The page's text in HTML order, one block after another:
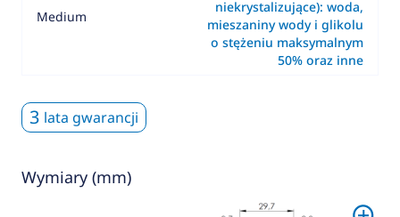
Medium
niekrystalizujące): woda,
mieszaniny wody i glikolu
o stężeniu maksymalnym
50% oraz inne
3 lata gwarancji
Wymiary (mm)